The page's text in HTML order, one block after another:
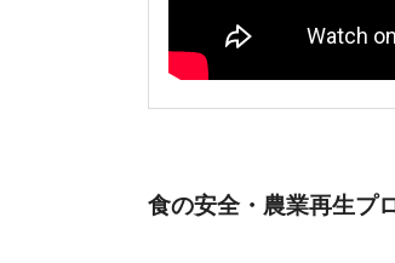
食の安全・農業再生プ